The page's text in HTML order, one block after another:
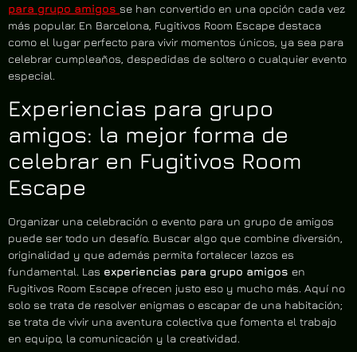
para grupo amigos se han convertido en una opción cada vez
más popular. En Barcelona, Fugitivos Room Escape destaca
como el lugar perfecto para vivir momentos únicos, ya sea para
celebrar cumpleaños, despedidas de soltero o cualquier evento
especial.
Experiencias para grupo
amigos: la mejor forma de
celebrar en Fugitivos Room
Escape
Organizar una celebración o evento para un grupo de amigos
puede ser todo un desafío. Buscar algo que combine diversión,
originalidad y que además permita fortalecer lazos es
fundamental. Las experiencias para grupo amigos en
Fugitivos Room Escape ofrecen justo eso y mucho más. Aquí no
solo se trata de resolver enigmas o escapar de una habitación;
se trata de vivir una aventura colectiva que fomenta el trabajo
en equipo, la comunicación y la creatividad.